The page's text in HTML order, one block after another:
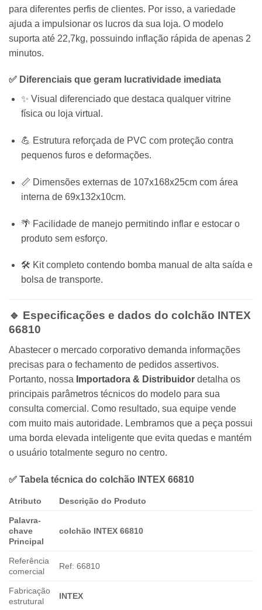
para diferentes perfis de clientes. Por isso, a variedade
ajuda a impulsionar os lucros da sua loja. O modelo
suporta até 22,7kg, possuindo inflação rápida de apenas 2
minutos.
✅ Diferenciais que geram lucratividade imediata
✨ Visual diferenciado que destaca qualquer vitrine
física ou loja virtual.
💪 Estrutura reforçada de PVC com proteção contra
pequenos furos e deformações.
📏 Dimensões externas de 107x168x25cm com área
interna de 69x132x10cm.
🌴 Facilidade de manejo permitindo inflar e estocar o
produto sem esforço.
🛠️ Kit completo contendo bomba manual de alta saída e
bolsa de transporte.
🔹 Especificações e dados do colchão INTEX
66810
Abastecer o mercado corporativo demanda informações
precisas para o fechamento de pedidos assertivos.
Portanto, nossa Importadora & Distribuidor detalha os
principais parâmetros técnicos do modelo para sua
consulta comercial. Como resultado, sua equipe vende
com muito mais autoridade. Lembramos que a peça possui
uma borda elevada inteligente que evita quedas e mantém
o usuário totalmente seguro no centro.
✅ Tabela técnica do colchão INTEX 66810
Atributo Descrição do Produto
Palavra-
chave
Principal
colchão INTEX 66810
Referência
comercial
Ref: 66810
Fabricação
estrutural
INTEX